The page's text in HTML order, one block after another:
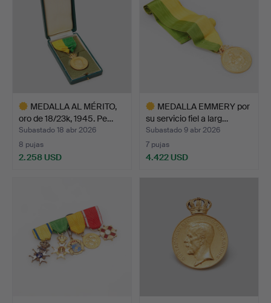
MEDALLA AL MÉRITO,
oro de 18/23k, 1945. Pe…
Subastado 18 abr 2026
8 pujas
2.258 USD
MEDALLA EMMERY por
su servicio fiel a larg…
Subastado 9 abr 2026
7 pujas
4.422 USD